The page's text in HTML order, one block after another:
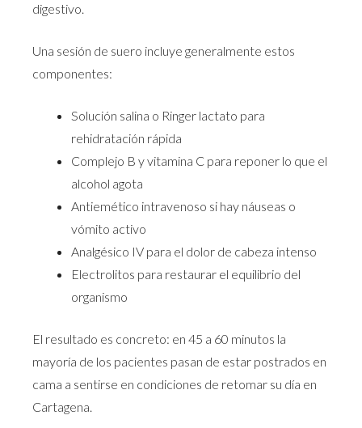
digestivo.
Una sesión de suero incluye generalmente estos
componentes:
Solución salina o Ringer lactato para
rehidratación rápida
Complejo B y vitamina C para reponer lo que el
alcohol agota
Antiemético intravenoso si hay náuseas o
vómito activo
Analgésico IV para el dolor de cabeza intenso
Electrolitos para restaurar el equilibrio del
organismo
El resultado es concreto: en 45 a 60 minutos la
mayoría de los pacientes pasan de estar postrados en
cama a sentirse en condiciones de retomar su día en
Cartagena.